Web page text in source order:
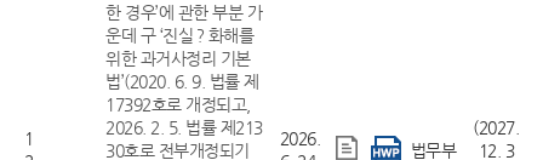
1
한 경우’에 관한 부분 가
운데 구 ‘진실？화해를
위한 과거사정리 기본
법’(2020. 6. 9. 법률 제
17392호로 개정되고,
2026. 2. 5. 법률 제213
30호로 전부개정되기
2026.
법무부
(2027.
12. 3